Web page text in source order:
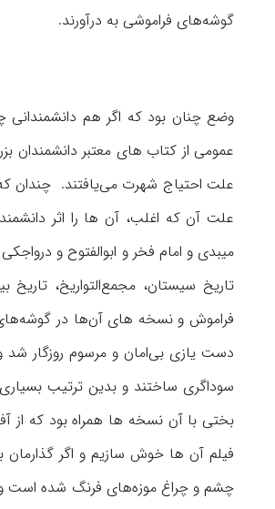
گوشه‌های فراموشی به درآورند.
وضع چنان بود كه اگر هم
عمومی از كتاب های معتبر دانشمندان
علت احتیاج شهرت می‌یافتند. چندان
علت آن كه اغلب، آن ها را اثر
میبدی و امام فخر و ابوالفتوح و
تاریخ سیستان، مجمع‌التواریخ،
فراموش و نسخه های آن‌ها در
دست یازی بی‌امان و مرسوم روزگار
سوداگری ساختند و بدین ترتیب
بختی با آن نسخه ها همراه بود كه از
فیلم آن ها خوش سازیم و اگر گذارمان
چشم و چراغ موزه‌های فرنگ شده است و